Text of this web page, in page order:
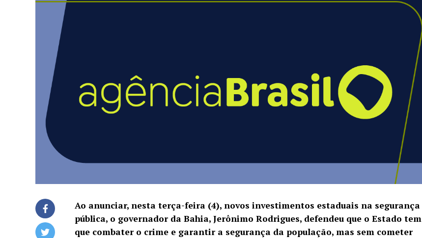
Ao anunciar, nesta terça-feira (4), novos investimentos estaduais na segurança
pública, o governador da Bahia, Jerônimo Rodrigues, defendeu que o Estado tem
que combater o crime e garantir a segurança da população, mas sem cometer